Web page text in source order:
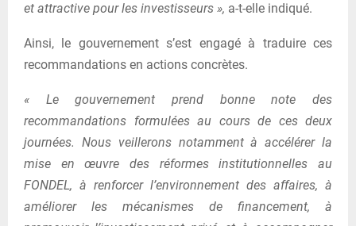
et attractive pour les investisseurs », a-t-elle indiqué.
Ainsi, le gouvernement s’est engagé à traduire ces
recommandations en actions concrètes.
« Le gouvernement prend bonne note des
recommandations formulées au cours de ces deux
journées. Nous veillerons notamment à accélérer la
mise en œuvre des réformes institutionnelles au
FONDEL, à renforcer l’environnement des affaires, à
améliorer les mécanismes de financement, à